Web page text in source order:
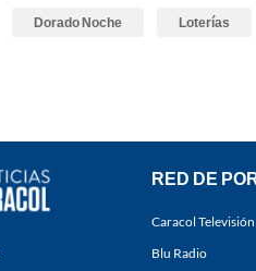
Dorado Noche Loterías
RED DE
Caracol Televisión
Blu Radio